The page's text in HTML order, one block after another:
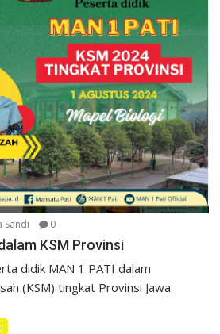
Sandi 0
KSM Provinsi
didik MAN 1 PATI dalam
(KSM) tingkat Provinsi Jawa